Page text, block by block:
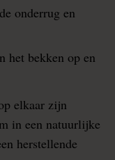
onderrug en
het bekken op en
elkaar zijn
in een natuurlijke
herstellende